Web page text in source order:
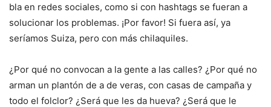
bla en redes sociales, como si con hashtags se fueran a
solucionar los problemas. ¡Por favor! Si fuera así, ya
seríamos Suiza, pero con más chilaquiles.
¿Por qué no convocan a la gente a las calles? ¿Por qué no
arman un plantón de a de veras, con casas de campaña y
todo el folclor? ¿Será que les da hueva? ¿Será que le